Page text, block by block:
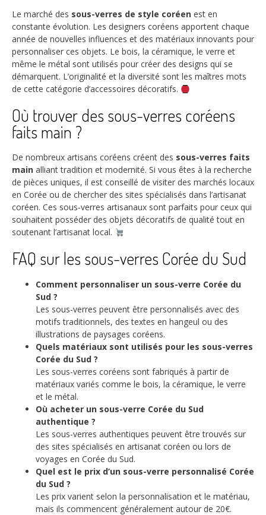
Le marché des sous-verres de style coréen est en
constante évolution. Les designers coréens apportent chaque
année de nouvelles influences et des matériaux innovants pour
personnaliser ces objets. Le bois, la céramique, le verre et
même le métal sont utilisés pour créer des designs qui se
démarquent. L’originalité et la diversité sont les maîtres mots
de cette catégorie d’accessoires décoratifs.
Où trouver des sous-verres coréens
faits main ?
De nombreux artisans coréens créent des sous-verres faits
main alliant tradition et modernité. Si vous êtes à la recherche
de pièces uniques, il est conseillé de visiter des marchés locaux
en Corée ou de chercher des sites spécialisés dans l’artisanat
coréen. Ces sous-verres artisanaux sont parfaits pour ceux qui
souhaitent posséder des objets décoratifs de qualité tout en
soutenant l’artisanat local.
FAQ sur les sous-verres Corée du Sud
Comment personnaliser un sous-verre Corée du
Sud ?
Les sous-verres peuvent être personnalisés avec des
motifs traditionnels, des textes en hangeul ou des
illustrations de paysages coréens.
Quels matériaux sont utilisés pour les sous-verres
Corée du Sud ?
Les sous-verres coréens sont fabriqués à partir de
matériaux variés comme le bois, la céramique, le verre
et le métal.
Où acheter un sous-verre Corée du Sud
authentique ?
Les sous-verres authentiques peuvent être trouvés sur
des sites spécialisés en artisanat coréen ou lors de
voyages en Corée du Sud.
Quel est le prix d’un sous-verre personnalisé Corée
du Sud ?
Les prix varient selon la personnalisation et le matériau,
mais ils commencent généralement autour de 20€.